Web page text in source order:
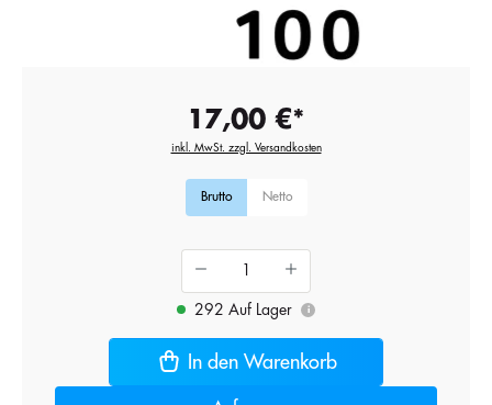
17,00 €*
inkl. MwSt. zzgl. Versandkosten
Brutto Netto
292 Auf Lager i
In den Warenkorb